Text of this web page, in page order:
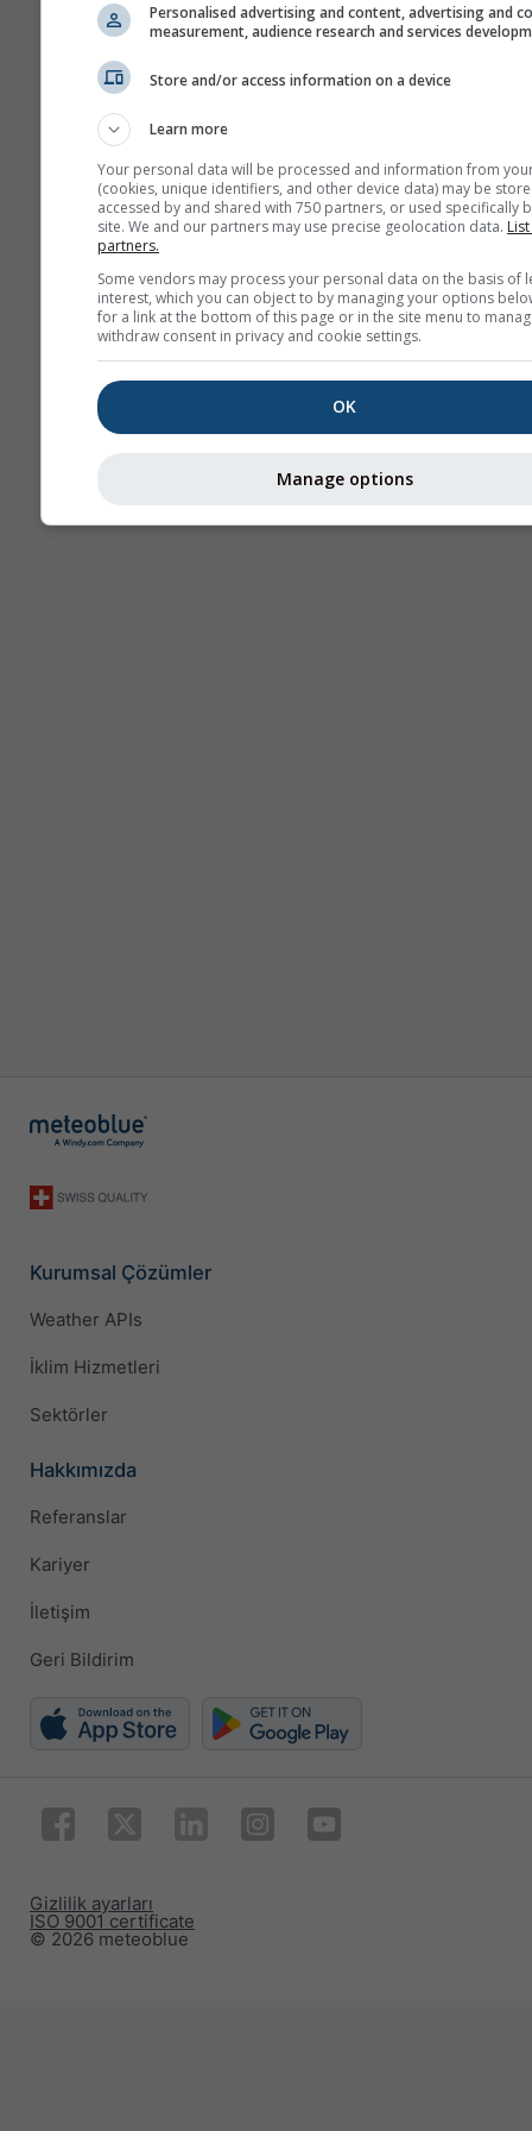
Daha fazla hava durumu
Hava Durumu
Kurumsal Çözümler
Weather APIs
İklim Hizmetleri
Sektörler
Hakkımızda
Referanslar
Kariyer
İletişim
Geri Bildirim
© 2026 meteoblue
ISO 9001 certificate
Gizlilik ayarları
Personalised advertising and content, advertising and
measurement, audience research and services
Store and/or access information on a device
Learn more
Your personal data will be processed and information from
(cookies, unique identifiers, and other device data) may be
accessed by and shared with 750 partners, or used specifically
site. We and our partners may use precise geolocation data.
partners.
Some vendors may process your personal data on the basis of
interest, which you can object to by managing your options
for a link at the bottom of this page or in the site menu to
withdraw consent in privacy and cookie settings.
OK
Manage options